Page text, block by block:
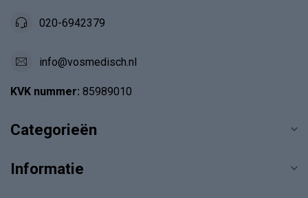
020-6942379
info@vosmedisch.nl
KVK nummer: 85989010
Categorieën
Informatie